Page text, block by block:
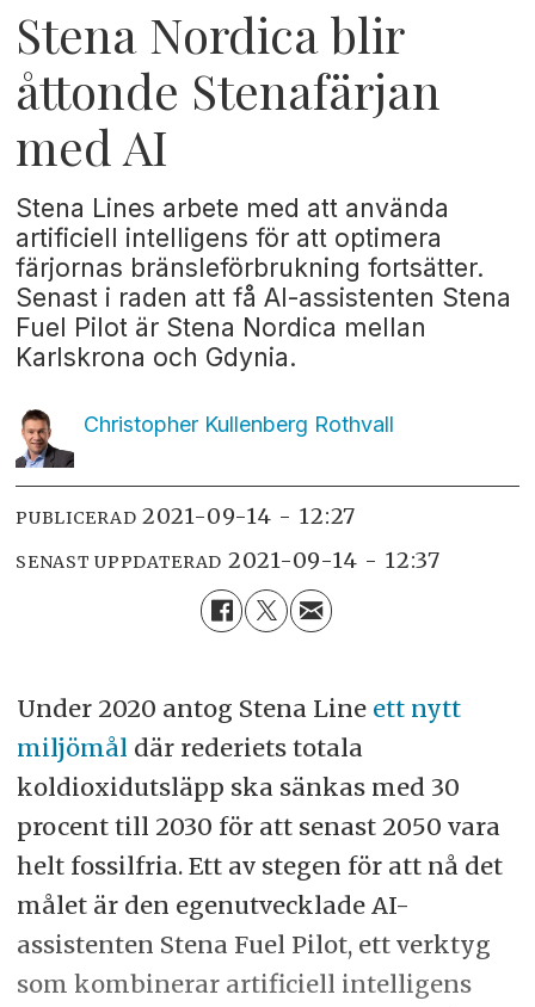
Stena Nordica blir
åttonde Stenafärjan
med AI
Stena Lines arbete med att använda
artificiell intelligens för att optimera
färjornas bränsleförbrukning fortsätter.
Senast i raden att få AI-assistenten Stena
Fuel Pilot är Stena Nordica mellan
Karlskrona och Gdynia.
Christopher Kullenberg Rothvall
PUBLICERAD 2021-09-14 - 12:27
SENAST UPPDATERAD 2021-09-14 - 12:37
Under 2020 antog Stena Line ett nytt
miljömål där rederiets totala
koldioxidutsläpp ska sänkas med 30
procent till 2030 för att senast 2050 vara
helt fossilfria. Ett av stegen för att nå det
målet är den egenutvecklade AI-
assistenten Stena Fuel Pilot, ett verktyg
som kombinerar artificiell intelligens